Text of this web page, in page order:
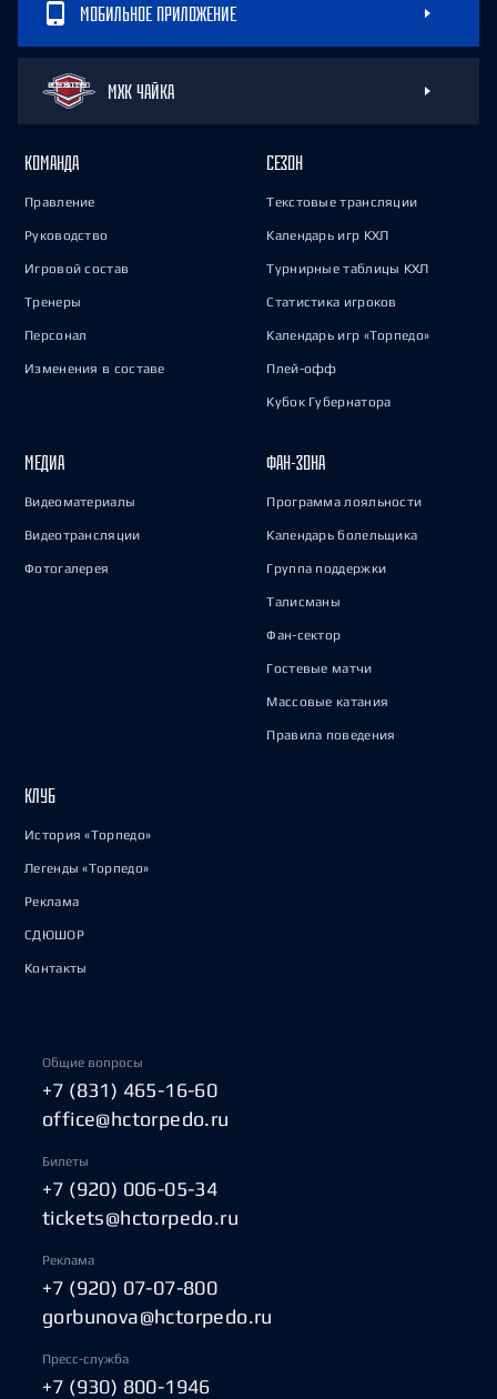
МОБИЛЬНОЕ ПРИЛОЖЕНИЕ
МХК ЧАЙКА
КОМАНДА
Правление
Руководство
Игровой состав
Тренеры
Персонал
Изменения в составе
СЕЗОН
Текстовые трансляции
Календарь игр КХЛ
Турнирные таблицы КХЛ
Статистика игроков
Календарь игр «Торпедо»
Плей-офф
Кубок Губернатора
МЕДИА
Видеоматериалы
Видеотрансляции
Фотогалерея
ФАН-ЗОНА
Программа лояльности
Календарь болельщика
Группа поддержки
Талисманы
Фан-сектор
Гостевые матчи
Массовые катания
Правила поведения
КЛУБ
История «Торпедо»
Легенды «Торпедо»
Реклама
СДЮШОР
Контакты
Общие вопросы
+7 (831) 465-16-60
office@hctorpedo.ru
Билеты
+7 (920) 006-05-34
tickets@hctorpedo.ru
Реклама
+7 (920) 07-07-800
gorbunova@hctorpedo.ru
Пресс-служба
+7 (930) 800-1946